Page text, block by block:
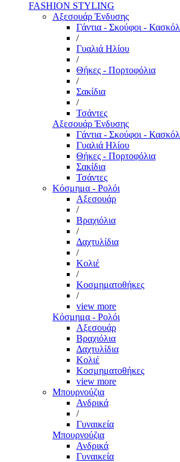
FASHION STYLING
Αξεσουάρ Ένδυσης
Γάντια - Σκούφοι - Κασκόλ
/
Γυαλιά Ηλίου
/
Θήκες - Πορτοφόλια
/
Σακίδια
/
Τσάντες
Αξεσουάρ Ένδυσης
Γάντια - Σκούφοι - Κασκόλ
Γυαλιά Ηλίου
Θήκες - Πορτοφόλια
Σακίδια
Τσάντες
Κόσμημα - Ρολόι
Αξεσουάρ
/
Βραχιόλια
/
Δαχτυλίδια
/
Κολιέ
/
Κοσμηματοθήκες
/
view more
Κόσμημα - Ρολόι
Αξεσουάρ
Βραχιόλια
Δαχτυλίδια
Κολιέ
Κοσμηματοθήκες
view more
Μπουρνούζια
Ανδρικά
/
Γυναικεία
Μπουρνούζια
Ανδρικά
Γυναικεία